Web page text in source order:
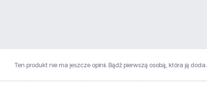
Ten produkt nie ma jeszcze opinii. Bądź pierwszą osobą, która ją doda.